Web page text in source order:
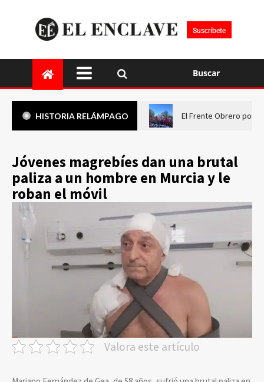
Suscríbete
Buscar
HISTORIA RELÁMPAGO El Frente Obrero pone
Jóvenes magrebíes dan una brutal
paliza a un hombre en Murcia y le
roban el móvil
Valora este artículo